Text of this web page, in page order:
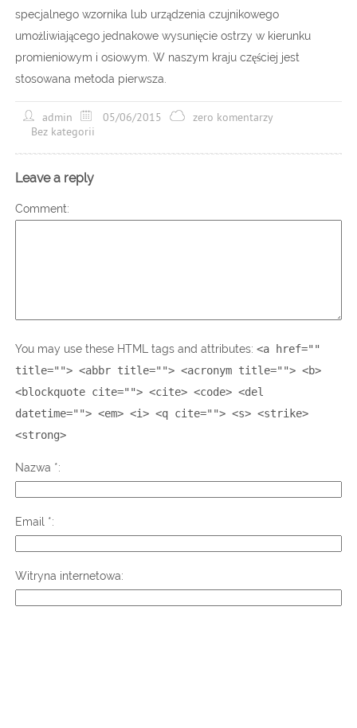
specjalnego wzornika lub urządzenia czujnikowego
umożliwiającego jednakowe wysunięcie ostrzy w kierunku
promieniowym i osiowym. W naszym kraju częściej jest
stosowana metoda pierwsza.
admin 05/06/2015
zero komentarzy
Bez kategorii
Leave a reply
Comment
You may use these HTML tags and attributes: <a href=""
title=""> <abbr title=""> <acronym title=""> <b>
<blockquote cite=""> <cite> <code> <del
datetime=""> <em> <i> <q cite=""> <s> <strike>
<strong>
Nazwa *
Email *
Witryna internetowa